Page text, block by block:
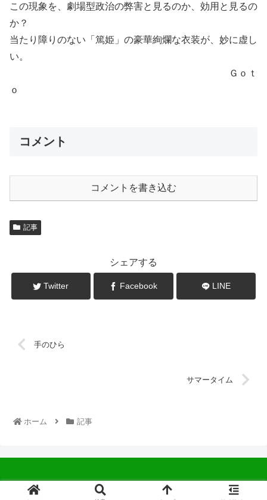
この現象を、劇場型政治の弊害と見るのか、効用と見るの
か？
当たり障りのない「篤姫」の豪華絢爛な衣装が、妙に虚し
い。
Ｇｏｔ
ｏ
コメント
コメントを書き込む
記事
シェアする
Twitter Facebook LINE
手のひら
サマータイム
ホーム 記事
© 2022 中広会長ブログ.